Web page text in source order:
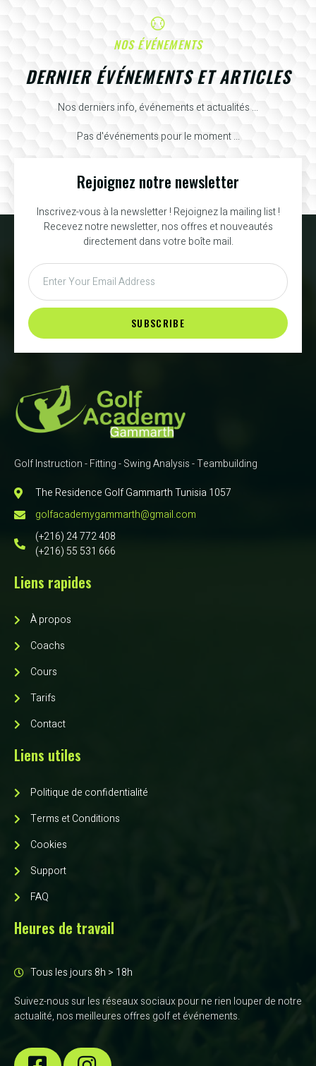
NOS ÉVÉNEMENTS
DERNIER ÉVÉNEMENTS ET ARTICLES
Nos derniers info, événements et actualités ...
Pas d'événements pour le moment ...
Rejoignez notre newsletter
Inscrivez-vous à la newsletter ! Rejoignez la mailing list !
Recevez notre newsletter, nos offres et nouveautés
directement dans votre boîte mail.
SUBSCRIBE
Golf Instruction - Fitting - Swing Analysis - Teambuilding
The Residence Golf Gammarth Tunisia 1057
golfacademygammarth@gmail.com
(+216) 24 772 408
(+216) 55 531 666
Liens rapides
À propos
Coachs
Cours
Tarifs
Contact
Liens utiles
Politique de confidentialité
Terms et Conditions
Cookies
Support
FAQ
Heures de travail
Tous les jours 8h > 18h
Suivez-nous sur les réseaux sociaux pour ne rien louper de notre
actualité, nos meilleures offres golf et événements.